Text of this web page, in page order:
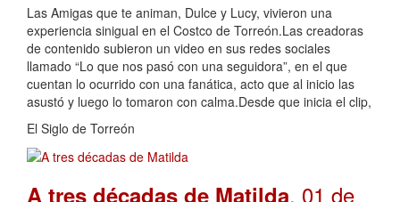
Las Amigas que te animan, Dulce y Lucy, vivieron una
experiencia sinigual en el Costco de Torreón.Las creadoras
de contenido subieron un video en sus redes sociales
llamado “Lo que nos pasó con una seguidora”, en el que
cuentan lo ocurrido con una fanática, acto que al inicio las
asustó y luego lo tomaron con calma.Desde que inicia el clip,
El Siglo de Torreón
A tres décadas de Matilda. 01 de